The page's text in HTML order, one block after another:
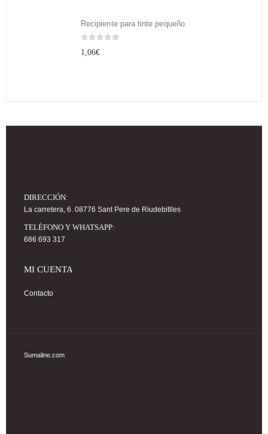
Recipiente para tinte pequeño.
1,06€
DIRECCIÓN:
La carretera, 6. 08776 Sant Pere de Riudebitlles
TELÉFONO Y WHATSAPP:
686 693 317
MI CUENTA
Contacto
Sumaline.com